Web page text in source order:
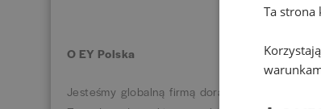
O EY Polska
Jesteśmy globalną firmą doradczą -
Ta strona